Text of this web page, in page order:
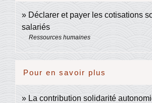
Déclarer et payer les cotisations
salariés
Ressources humaines
Pour en savoir plus
La contribution solidarité